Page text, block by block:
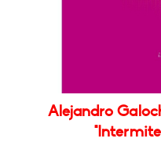
Alejandro